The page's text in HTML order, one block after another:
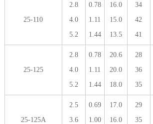
25-110
2.8
4.0
5.2
0.78
1.11
1.44
16.0
15.0
13.5
34
42
41
25-125
2.8
4.0
5.2
0.78
1.11
1.44
20.6
20.0
18.0
28
36
35
25-125A
2.5
3.6
0.69
1.00
17.0
16.0
29
35